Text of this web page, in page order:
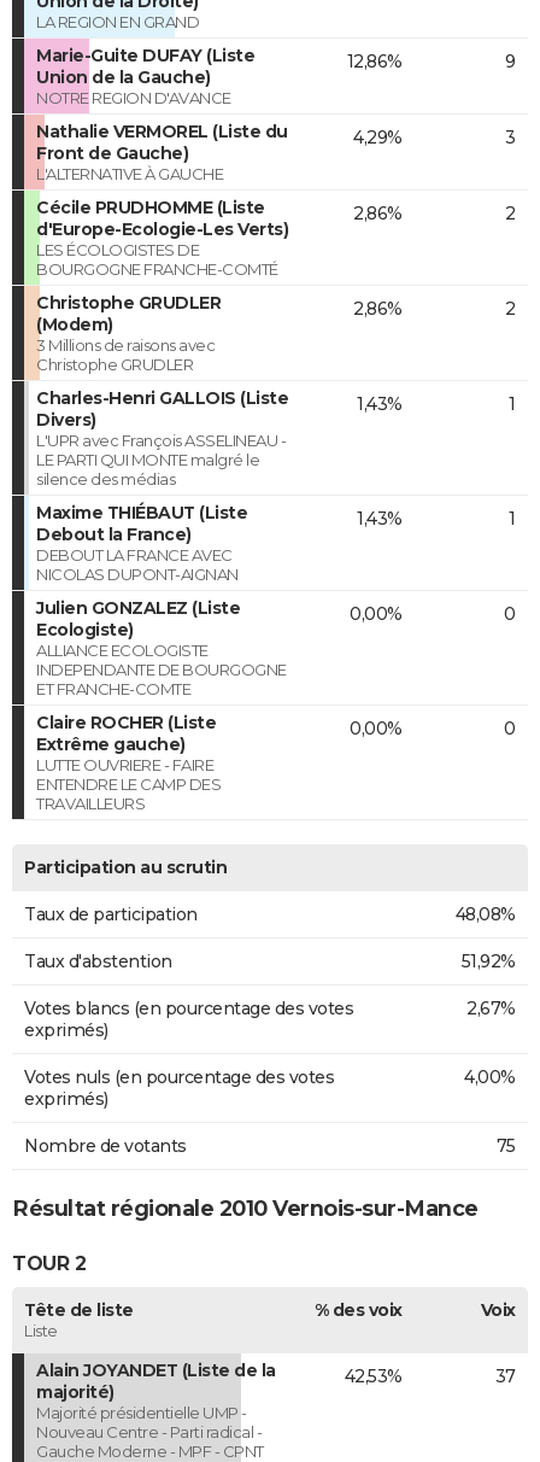
LA REGION EN GRAND
Marie-Guite DUFAY (Liste
Union de la Gauche)
NOTRE REGION D'AVANCE
12,86% 9
Nathalie VERMOREL (Liste du
Front de Gauche)
L'ALTERNATIVE À GAUCHE
4,29% 3
Cécile PRUDHOMME (Liste
d'Europe-Ecologie-Les Verts)
LES ÉCOLOGISTES DE
BOURGOGNE FRANCHE-COMTÉ
2,86% 2
Christophe GRUDLER
(Modem)
3 Millions de raisons avec
Christophe GRUDLER
2,86% 2
Charles-Henri GALLOIS (Liste
Divers)
L'UPR avec François ASSELINEAU -
LE PARTI QUI MONTE malgré le
silence des médias
1,43% 1
Maxime THIÉBAUT (Liste
Debout la France)
DEBOUT LA FRANCE AVEC
NICOLAS DUPONT-AIGNAN
1,43% 1
Julien GONZALEZ (Liste
Ecologiste)
ALLIANCE ECOLOGISTE
INDEPENDANTE DE BOURGOGNE
ET FRANCHE-COMTE
0,00% 0
Claire ROCHER (Liste
Extrême gauche)
LUTTE OUVRIERE - FAIRE
ENTENDRE LE CAMP DES
TRAVAILLEURS
0,00% 0
Participation au scrutin
Taux de participation 48,08%
Taux d'abstention 51,92%
Votes blancs (en pourcentage des votes
exprimés)
2,67%
Votes nuls (en pourcentage des votes
exprimés)
4,00%
Nombre de votants 75
Résultat régionale 2010 Vernois-sur-Mance
TOUR 2
Tête de liste
Liste
% des voix Voix
Alain JOYANDET (Liste de la
majorité)
Majorité présidentielle UMP -
Nouveau Centre - Parti radical -
Gauche Moderne - MPF - CPNT
42,53% 37